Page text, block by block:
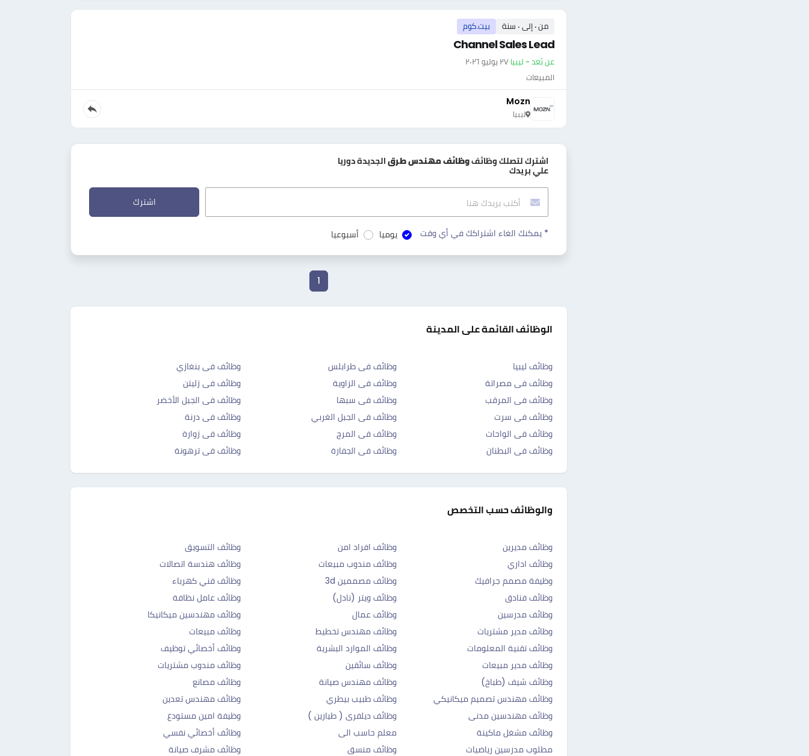
من ٠ إلى ٠ سنة بيت.كوم
Channel Sales Lead
عن بُعد - ليبيا·٢٧ يوليو ٢٠٢٦
المبيعات
Mozn
ليبيا
اشترك لتصلك وظائفوظائف مهندس طرق الجديدة دوريا
علي بريدك
اشترك
* يمكنك الغاء اشتراكك في أي وقت يوميا أسبوعيا
1
الوظائف القائمة على المدينة
وظائف ليبيا وظائف فى طرابلس
وظائف فى بنغازي
وظائف فى مصراتة
وظائف فى الزاوية
وظائف فى زليتن
وظائف فى المرقب
وظائف فى سبها
وظائف فى الجبل الأخضر
وظائف فى سرت
وظائف فى الجبل الغربي
وظائف فى درنة
وظائف فى الواحات
وظائف فى المرج
وظائف فى زوارة
وظائف فى البطنان
وظائف فى الجفارة وظائف فى ترهونة
والوظائف حسب التخصص
وظائف مديرين وظائف افراد امن
وظائف التسويق
وظائف اداري
وظائف مندوب مبيعات
وظائف هندسة اتصالات
وظيفة مصمم جرافيك
وظائف مصممين 3d
وظائف فني كهرباء
وظائف فنادق
وظائف ويتر (نادل)
وظائف عامل نظافة
وظائف مدرسين
وظائف عمال
وظائف مهندسين ميكانيكا
وظائف مدير مشتريات
وظائف مهندس تخطيط
وظائف مبيعات
وظائف تقنية المعلومات
وظائف الموارد البشرية
وظائف أخصائي توظيف
وظائف مدير مبيعات
وظائف سائقين
وظائف مندوب مشتريات
وظائف شيف (طباخ)
وظائف مهندس صيانة
وظائف مصانع
وظائف مهندس تصميم ميكانيكي
وظائف طبيب بيطري
وظائف مهندس تعدين
وظائف مهندسين مدنى
وظائف ديلفرى ( طيارين )
وظيفة امين مستودع
وظائف مشغل ماكينة
معلم حاسب الى
وظائف أخصائي نفسي
مطلوب مدرسين رياضيات
وظائف منسق وظائف مشرف صيانة